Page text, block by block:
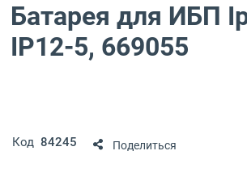
Батарея для ИБП
IP12-5, 669055
Код 84245 Поделиться